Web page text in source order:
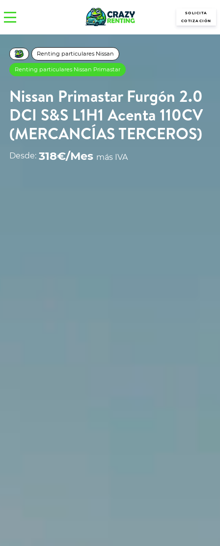
SOLICITA
COTIZACIÓN
Renting particulares Nissan
Renting particulares Nissan Primastar
Nissan Primastar Furgón 2.0
DCI S&S L1H1 Acenta 110CV
(MERCANCÍAS TERCEROS)
Desde: 318€/Mes más IVA